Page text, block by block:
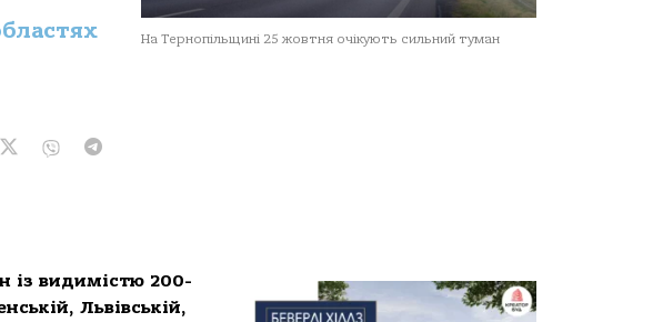
На Тернопільщині 25 жовтня очікують сильний туман
із видимістю 200-
Львівській,